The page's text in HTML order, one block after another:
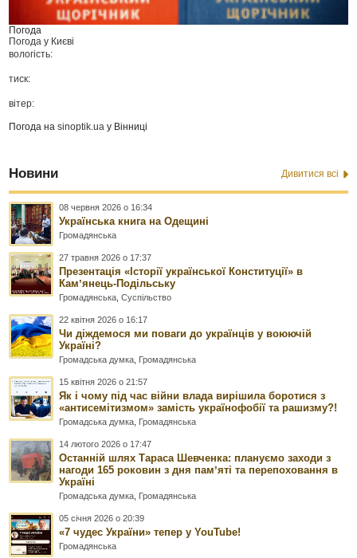
Погода
Погода у Києві
вологість:
тиск:
вітер:
Погода наsinoptik.ua у Вінниці
Новини Дивитися всі
08 червня 2026 о 16:34
Українська книга на Одещині
Громадянська
27 травня 2026 о 17:37
Презентація «Історії української Конституції» в
Камʼянець-Подільську
Громадянська ,Суспільство
22 квітня 2026 о 16:17
Чи діждемося ми поваги до українців у воюючій
Україні?
Громадська думка Громадянська
15 квітня 2026 о 21:57
Як і чому під час війни влада вирішила боротися з
«антисемітизмом» замість українофобії та рашизму?!
Громадська думка Громадянська
14 лютого 2026 о 17:47
Останній шлях Тараса Шевченка: плануємо заходи з
нагоди 165 роковин з дня памʼяті та перепоховання в
Україні
Громадська думка Громадянська
05 січня 2026 о 20:39
«7 чудес України» тепер у YouTube!
Громадянська